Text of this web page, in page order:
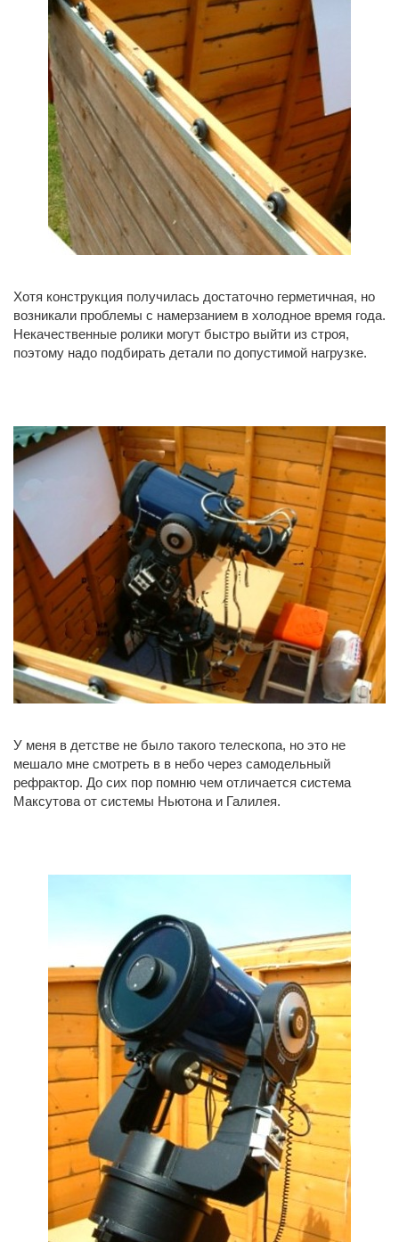
Хотя конструкция получилась достаточно герметичная, но
возникали проблемы с намерзанием в холодное время года.
Некачественные ролики могут быстро выйти из строя,
поэтому надо подбирать детали по допустимой нагрузке.
У меня в детстве не было такого телескопа, но это не
мешало мне смотреть в в небо через самодельный
рефрактор. До сих пор помню чем отличается система
Максутова от системы Ньютона и Галилея.